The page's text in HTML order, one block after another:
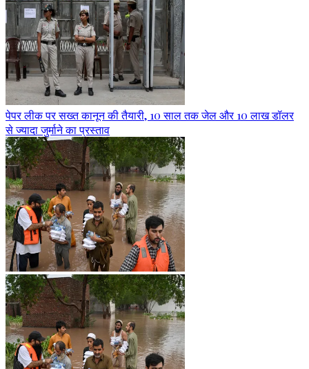
पेपर लीक पर सख्त कानून की तैयारी, 10 साल तक जेल और 10 लाख डॉलर
से ज्यादा जुर्माने का प्रस्ताव